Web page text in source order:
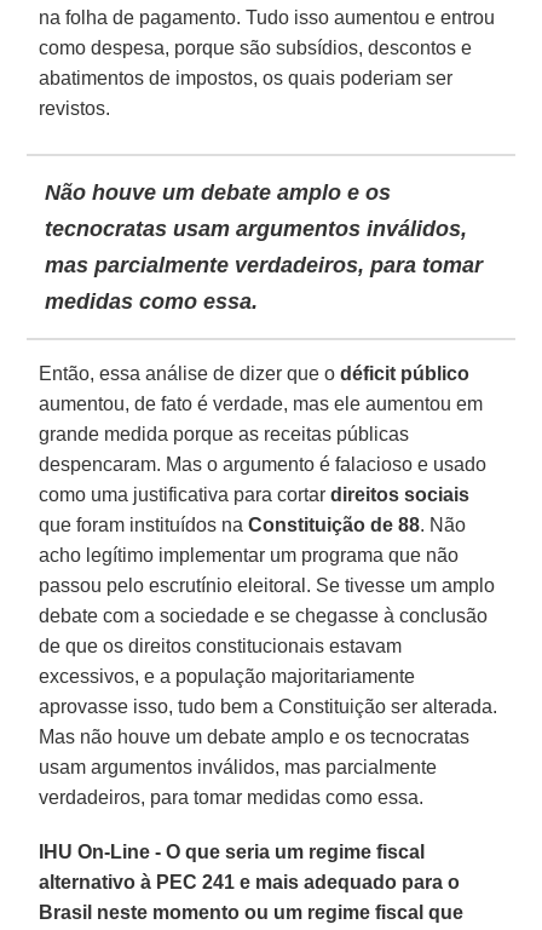
na folha de pagamento. Tudo isso aumentou e entrou
como despesa, porque são subsídios, descontos e
abatimentos de impostos, os quais poderiam ser
revistos.
Não houve um debate amplo e os
tecnocratas usam argumentos inválidos,
mas parcialmente verdadeiros, para tomar
medidas como essa.
Então, essa análise de dizer que odéficit público
aumentou, de fato é verdade, mas ele aumentou em
grande medida porque as receitas públicas
despencaram. Mas o argumento é falacioso e usado
como uma justificativa para cortar direitos sociais
que foram instituídos naConstituição de 88. Não
acho legítimo implementar um programa que não
passou pelo escrutínio eleitoral. Se tivesse um amplo
debate com a sociedade e se chegasse à conclusão
de que os direitos constitucionais estavam
excessivos, e a população majoritariamente
aprovasse isso, tudo bem a Constituição ser alterada.
Mas não houve um debate amplo e os tecnocratas
usam argumentos inválidos, mas parcialmente
verdadeiros, para tomar medidas como essa.
IHU On-Line - O que seria um regime fiscal
alternativo à PEC 241 e mais adequado para o
Brasil neste momento ou um regime fiscal que